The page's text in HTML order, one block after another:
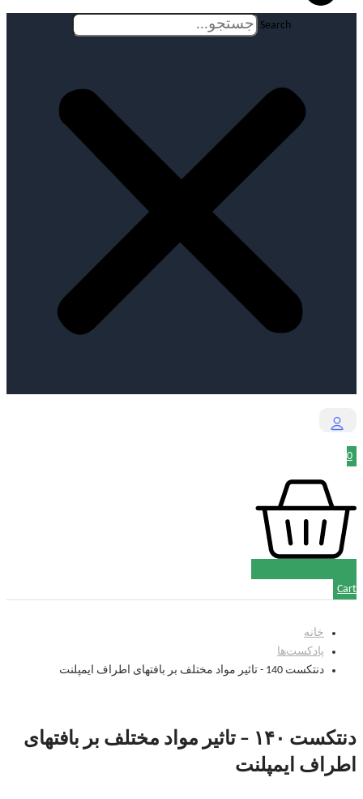
Search
0
Cart
خانه
پادکست‌‌ها
دنتکست 140 - تاثیر مواد مختلف بر بافتهای اطراف ایمپلنت
دنتکست ۱۴۰ – تاثیر مواد مختلف بر بافتهای
اطراف ایمپلنت